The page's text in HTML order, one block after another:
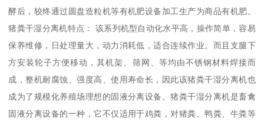
酵后，较终通过圆盘造粒机等有机肥设备加工生产为商品有机肥。
猪粪干湿分离机特点： 该系列机型自动化水平高，操作简单，容易
保养维修，日处理量大，动力消耗低，适合连续作业。而且支腿下
方安装轮子方便移动，其机架、筛网、等均由不锈钢材料焊接而
成，整机耐腐蚀、强度高、使用寿命长，因此该猪粪干湿分离机也
成为了规模化养殖场理想的固液分离设备。猪粪干湿分离机是畜禽
固液分离设备的一种，它不仅适用于鸡粪，对猪粪、鸭粪、牛粪等